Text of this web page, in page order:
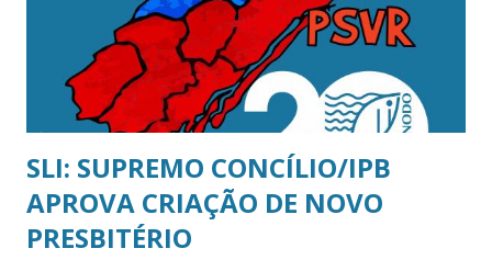
citados, de acordo com o regulamento para confecção de
Atas (CE-SC/IPB-2015 – DOC. CXV) e relatórios em
formulários na versão mais recente. Sendo somente o q...
SLI: SUPREMO CONCÍLIO/IPB
APROVA CRIAÇÃO DE NOVO
PRESBITÉRIO